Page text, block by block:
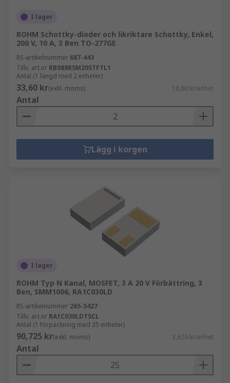
I lager
ROHM Schottky-dioder och likriktare Schottky, Enkel,
200 V, 10 A, 3 Ben TO-277GE
RS-artikelnummer 687-443
Tillv. art.nr RB088RSM20STFTL1
Antal (1 längd med 2 enheter)
33,60 kr(exkl. moms) 16,80 kr/enhet
Antal
Lägg i korgen
I lager
ROHM Typ N Kanal, MOSFET, 3 A 20 V Förbättring, 3
Ben, SMM1006, RA1C030LD
RS-artikelnummer 265-5427
Tillv. art.nr RA1C030LDT5CL
Antal (1 förpackning med 25 enheter)
90,725 kr(exkl. moms) 3,629 kr/enhet
Antal